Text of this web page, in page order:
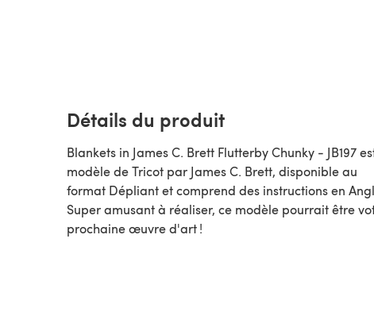
Détails du produit
Blankets in James C. Brett Flutterby Chunky - JB197
modèle de Tricot par James C. Brett, disponible au
format Dépliant et comprend des instructions en
Super amusant à réaliser, ce modèle pourrait être
prochaine œuvre d'art !